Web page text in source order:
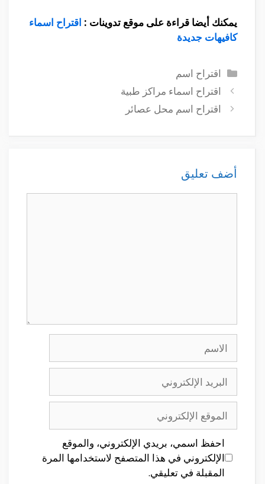
يمكنك أيضا قراءة على موقع تدوينات : اقتراح اسماء
كافيهات جديدة
التصنيفات
اقتراح اسم
اقتراح اسماء مراكز طبية
اقتراح اسم محل عصائر
أضف تعليق
الاسم
البريد
الإلكتروني
الموقع
الإلكتروني
احفظ اسمي، بريدي الإلكتروني، والموقع
الإلكتروني في هذا المتصفح لاستخدامها المرة
المقبلة في تعليقي.